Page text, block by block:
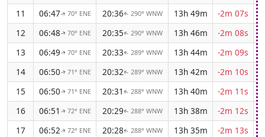
11
06:47↑ 70° ENE 20:36↑ 290° WNW 13h 49m
-2m 07s
12
06:48↑ 70° ENE 20:35↑ 290° WNW 13h 46m
-2m 08s
13
06:49↑ 70° ENE 20:33↑ 289° WNW 13h 44m
-2m 09s
14
06:50↑ 71° ENE 20:32↑ 289° WNW 13h 42m
-2m 10s
15
06:50↑ 71° ENE 20:31 ↑ 288° WNW 13h 40m
-2m 11s
16
06:51 ↑ 72° ENE 20:29↑ 288° WNW 13h 38m
-2m 12s
17
06:52↑ 72° ENE 20:28↑ 288° WNW 13h 35m
-2m 13s